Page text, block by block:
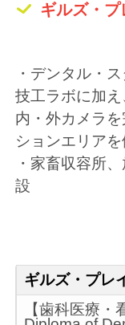
ギルズ・
・デンタル・
技工ラボに加
内・外カメラ
ションエリアを
・家畜収容所
設
ギルズ・プレ
【歯科医療・